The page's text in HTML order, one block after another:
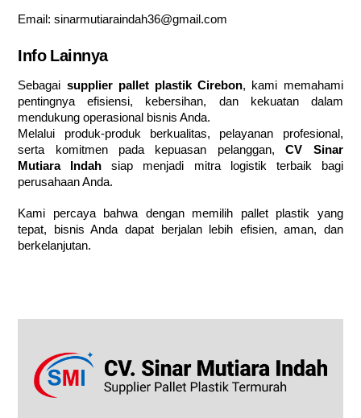
Email:sinarmutiaraindah36@gmail.com
Info Lainnya
Sebagai supplier pallet plastik Cirebon, kami memahami
pentingnya efisiensi, kebersihan, dan kekuatan dalam
mendukung operasional bisnis Anda.
Melalui produk-produk berkualitas, pelayanan profesional,
serta komitmen pada kepuasan pelanggan,CV Sinar
Mutiara Indah siap menjadi mitra logistik terbaik bagi
perusahaan Anda.
Kami percaya bahwa dengan memilih pallet plastik yang
tepat, bisnis Anda dapat berjalan lebih efisien, aman, dan
berkelanjutan.